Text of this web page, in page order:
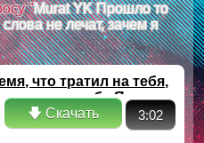
"Murat YK Прошло то
не лечат, зачем я
что тратил на тебя,
мучил так себя.Я
🡇 Скачать
3:02